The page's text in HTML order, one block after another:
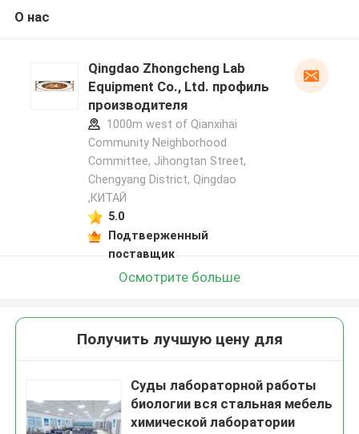
О нас
Qingdao Zhongcheng Lab
Equipment Co., Ltd. профиль
производителя
1000m west of Qianxihai
Community Neighborhood
Committee, Jihongtan Street,
Chengyang District, Qingdao
,КИТАЙ
5.0
Подтверженный
поставщик
Осмотрите больше
Получить лучшую цену для
Суды лабораторной работы
биологии вся стальная мебель
химической лаборатории